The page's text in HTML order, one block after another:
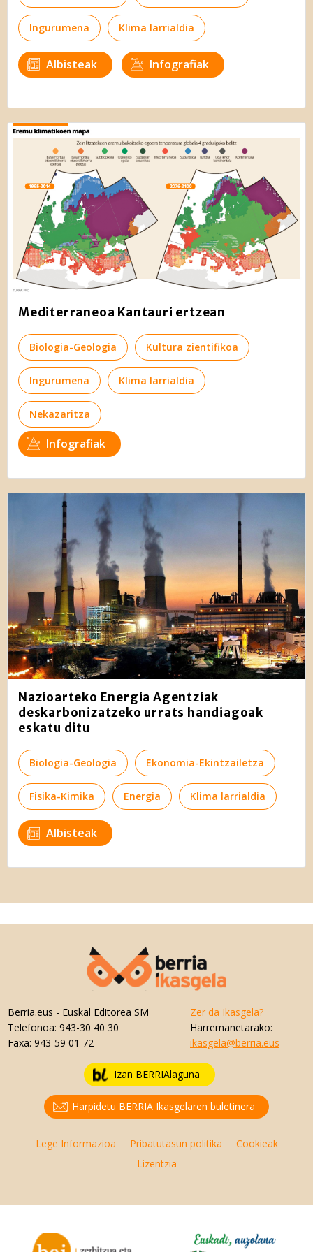
Ingurumena Klima larrialdia
Albisteak Infografiak
Mediterraneoa Kantauri ertzean
Biologia-Geologia Kultura zientifikoa
Ingurumena Klima larrialdia
Nekazaritza
Infografiak
Nazioarteko Energia Agentziak
deskarbonizatzeko urrats handiagoak
eskatu ditu
Biologia-Geologia Ekonomia-Ekintzailetza
Fisika-Kimika Energia Klima larrialdia
Albisteak
Berria.eus - Euskal Editorea SM
Telefonoa: 943-30 40 30
Faxa: 943-59 01 72
Zer da Ikasgela?
Harremanetarako:
ikasgela@berria.eus
Izan BERRIAlaguna
Harpidetu BERRIA Ikasgelaren buletinera
Lege Informazioa Pribatutasun politika
Cookieak
Lizentzia